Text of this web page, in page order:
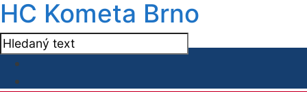
HC Kometa Brno